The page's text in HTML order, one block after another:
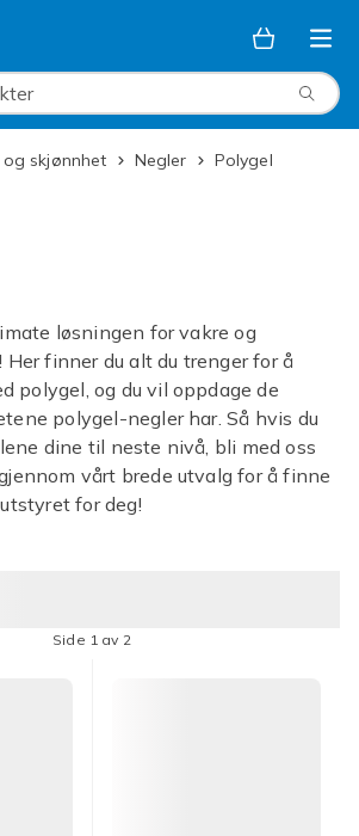
og skjønnhet Negler Polygel
løsningen for vakre og
Her finner du alt du trenger for å
polygel, og du vil oppdage de
polygel-negler har. Så hvis du
dine til neste nivå, bli med oss
vårt brede utvalg for å finne
for deg!
Side 1 av 2